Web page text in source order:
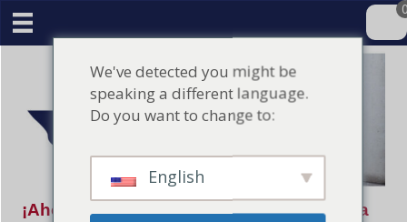
¡Ahora vamos a pasar su A / C Contratista
We've detected you might be
speaking a different language.
Do you want to change to:
English